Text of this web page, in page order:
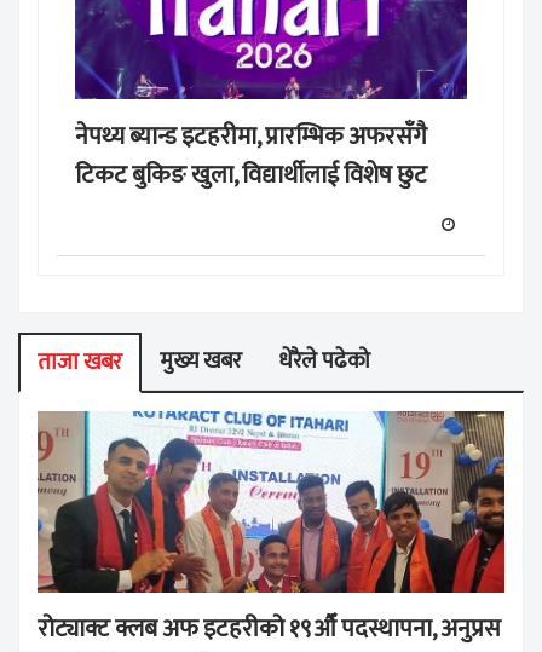
नेपथ्य ब्यान्ड इटहरीमा, प्रारम्भिक अफरसँगै
टिकट बुकिङ खुला, विद्यार्थीलाई विशेष छुट
ताजा खबर मुख्य खबर धेरैले पढेको
रोट्याक्ट क्लब अफ इटहरीको १९औँ पदस्थापना, अनुप्रस